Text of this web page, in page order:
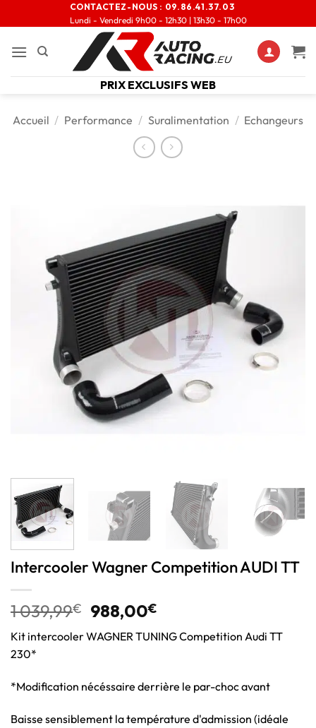
CONTACTEZ-NOUS : 09.86.41.37.03
Lundi - Vendredi 9h00 - 12h30 | 13h30 - 17h00
PRIX EXCLUSIFS WEB
Accueil / Performance / Suralimentation / Echangeurs
Intercooler Wagner Competition AUDI TT
1 039,99€ 988,00€
Kit intercooler WAGNER TUNING Competition Audi TT
230*
*Modification nécéssaire derrière le par-choc avant
Baisse sensiblement la température d'admission (idéale